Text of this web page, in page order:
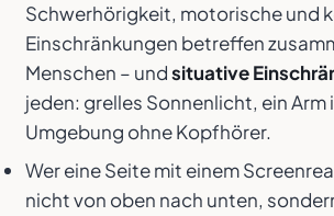
Schwerhörigkeit, motorische und
Einschränkungen betreffen
Menschen – undsituative
jeden: grelles Sonnenlicht, ein Arm
Umgebung ohne Kopfhörer.
Wer eine Seite mit einem
nicht von oben nach unten,